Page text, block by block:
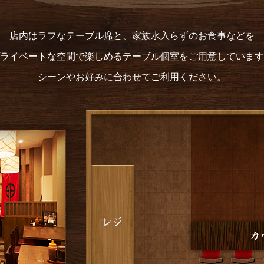
店内はラフなテーブル席と、家族水入らずのお食事などを
イベートな空間で楽しめるテーブル個室をご用意していま
シーンやお好みに合わせてご利用ください。